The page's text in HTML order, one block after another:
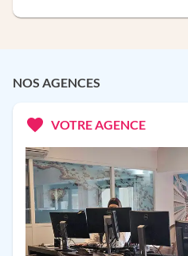
NOS AGENCES
VOTRE AGENCE